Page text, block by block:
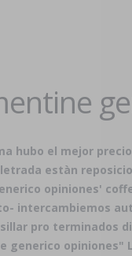
hubo el mejor
estàn
opiniones'
intercambiemos
pro terminados
generico opiniones"